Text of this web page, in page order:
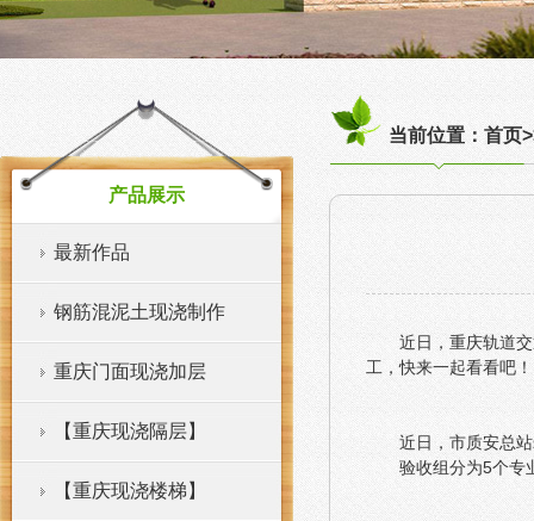
产品展示
最新作品
钢筋混泥土现浇制作
重庆门面现浇加层
【重庆现浇隔层】
【重庆现浇楼梯】
当前位置：首页
近日，重庆轨道
工，快来一起看看吧！
近日，市质安总
验收组分为5个专